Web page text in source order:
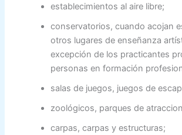
establecimientos al aire libre;
conservatorios, cuando acojan
otros lugares de enseñanza
excepción de los practicantes
personas en formación
salas de juegos, juegos de
zoológicos, parques de
carpas, carpas y estructuras;